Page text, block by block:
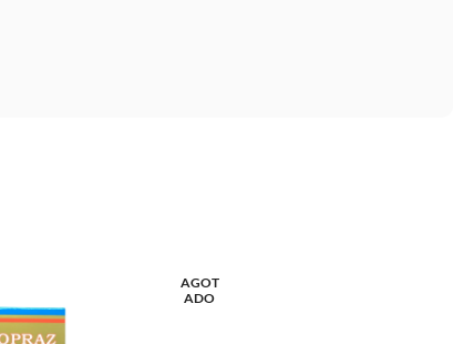
AGOT
ADO